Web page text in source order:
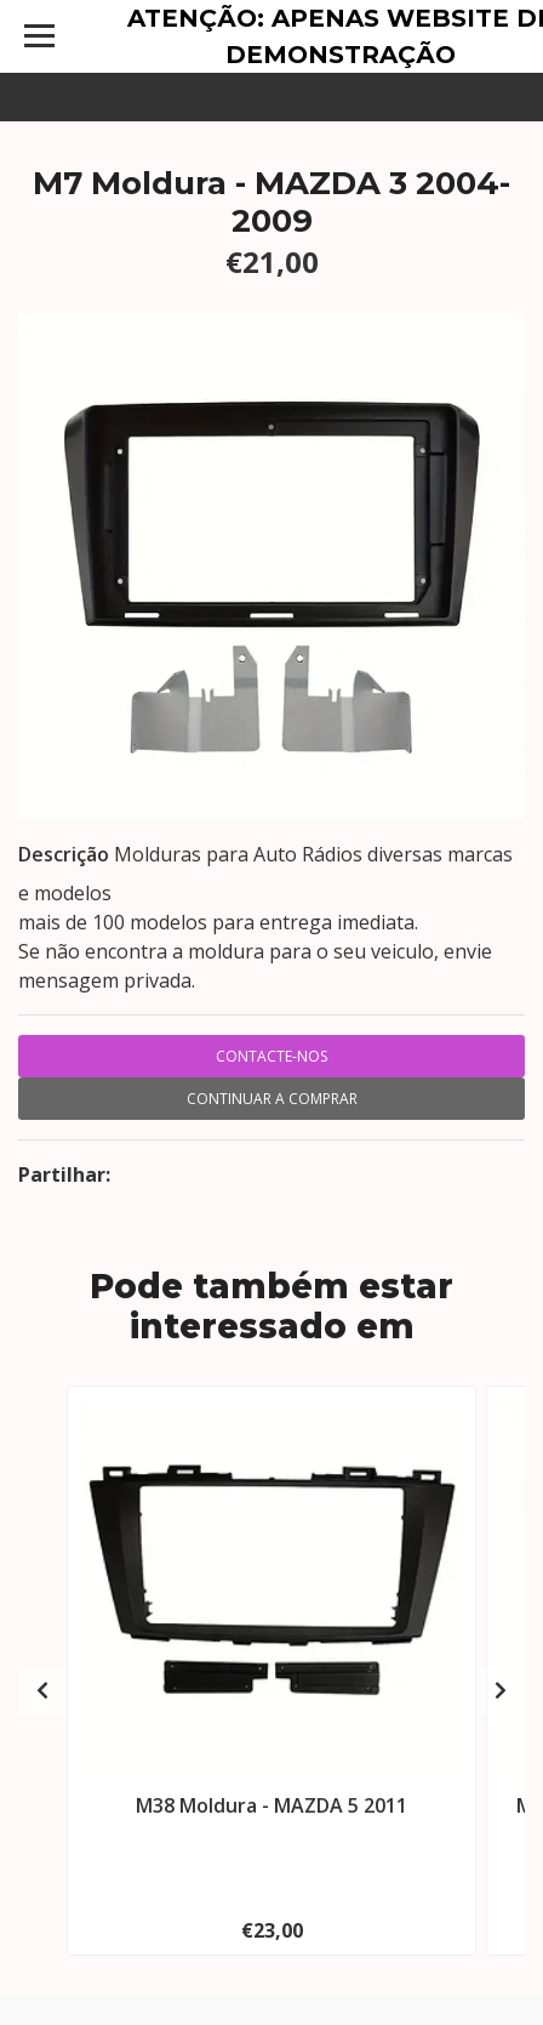
ATENÇÃO: APENAS WEBSITE
DEMONSTRAÇÃO
M7 Moldura - MAZDA 3 2004-
2009
€21,00
Descrição Molduras para Auto Rádios diversas marcas
e modelos
mais de 100 modelos para entrega imediata.
Se não encontra a moldura para o seu veiculo, envie
mensagem privada.
CONTACTE-NOS
CONTINUAR A COMPRAR
Partilhar:
Pode também estar
interessado em
M38 Moldura - MAZDA 5 2011
€23,00